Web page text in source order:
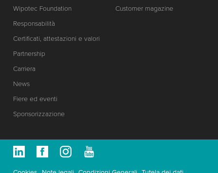
Wipotec Foundation
Responsabilità
Certificati, attestazioni e valori
Partnership
Carriera
News
Fiere ed eventi
Sponsorizzazione
Customer magazine